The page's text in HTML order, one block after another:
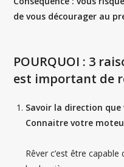
de vous décourager au
POURQUOI : 3
est important de
Savoir la direction que
Connaitre votre
Rêver c’est être